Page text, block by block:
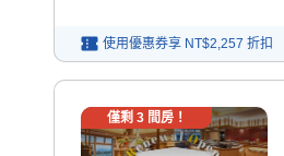
使用優惠券享 NT$2,257 折扣
僅剩 3間房！